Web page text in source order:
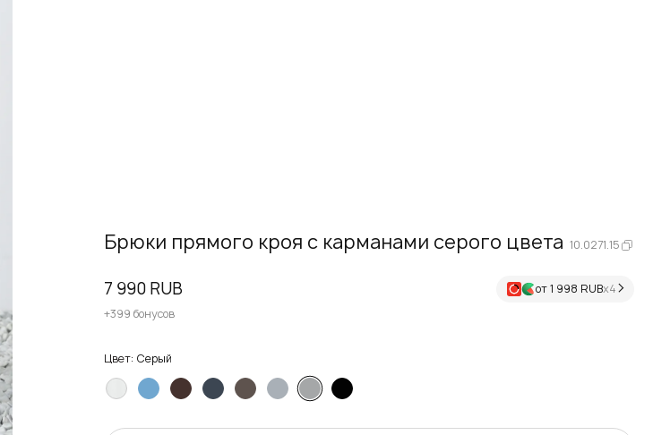
Брюки прямого кроя с карманами серого цвета 10.0271.15
7 990 RUB
+399 бонусов
от 1 998 RUBх4
Цвет: Серый